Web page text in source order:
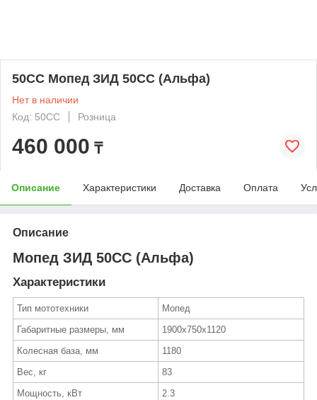
50СС Мопед ЗИД 50СС (Альфа)
Нет в наличии
Код: 50СС
Розница
460 000 ₸
Описание Характеристики Доставка Оплата
Описание
Мопед ЗИД 50СС (Альфа)
Характеристики
Тип мототехники
Мопед
Габаритные размеры, мм
1900x750x1120
Колесная база, мм
1180
Вес, кг
83
Мощность, кВт
2.3